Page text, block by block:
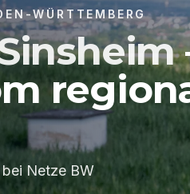
WÜRTTEMBERG
Netze BW